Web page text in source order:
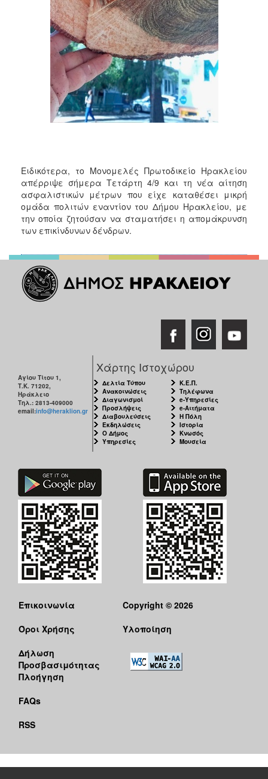
Ειδικότερα, το Μονομελές Πρωτοδικείο Ηρακλείου
απέρριψε σήμερα Τετάρτη 4/9 και τη νέα αίτηση
ασφαλιστικών μέτρων που είχε καταθέσει μικρή
ομάδα πολιτών εναντίον του Δήμου Ηρακλείου, με
την οποία ζητούσαν να σταματήσει η απομάκρυνση
των επικίνδυνων δένδρων.
Αγίου Τίτου 1,
Τ.Κ. 71202,
Ηράκλειο
Τηλ.: 2813-409000
email:info@heraklion.gr
Χάρτης Ιστοχώρου
Δελτία Τύπου
Ανακοινώσεις
Διαγωνισμοί
Προσλήψεις
Διαβουλεύσεις
Εκδηλώσεις
Ο Δήμος
Υπηρεσίες
Κ.Ε.Π.
Τηλέφωνα
e-Υπηρεσίες
e-Αιτήματα
Η Πόλη
Ιστορία
Κνωσός
Μουσεία
Επικοινωνία
Όροι Χρήσης
Δήλωση
Προσβασιμότητας
Πλοήγηση
FAQs
RSS
Copyright © 2026
Υλοποίηση